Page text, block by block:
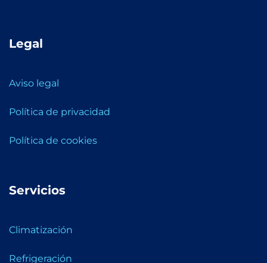
Legal
Aviso legal
Política de privacidad
Política de cookies
Servicios
Climatización
Refrigeración